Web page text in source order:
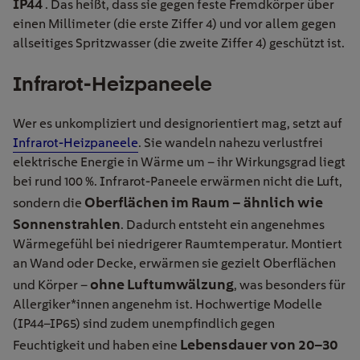
IP44 . Das heißt, dass sie gegen feste Fremdkörper über
einen Millimeter (die erste Ziffer 4) und vor allem gegen
allseitiges Spritzwasser (die zweite Ziffer 4) geschützt ist.
Infrarot-Heizpaneele
Wer es unkompliziert und designorientiert mag, setzt auf
Infrarot-Heizpaneele. Sie wandeln nahezu verlustfrei
elektrische Energie in Wärme um – ihr Wirkungsgrad liegt
bei rund 100 %. Infrarot-Paneele erwärmen nicht die Luft,
sondern die Oberflächen im Raum – ähnlich wie
Sonnenstrahlen. Dadurch entsteht ein angenehmes
Wärmegefühl bei niedrigerer Raumtemperatur. Montiert
an Wand oder Decke, erwärmen sie gezielt Oberflächen
und Körper – ohne Luftumwälzung, was besonders für
Allergiker*innen angenehm ist. Hochwertige Modelle
(IP44–IP65) sind zudem unempfindlich gegen
Feuchtigkeit und haben eine Lebensdauer von 20–30